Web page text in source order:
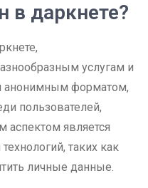
в даркнете?
услугам и
анонимным форматом,
пользователей,
является
таких как
личные данные.